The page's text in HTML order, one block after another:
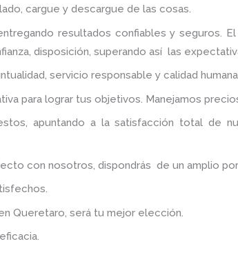
cargue y descargue de las cosas.
resultados confiables y seguros.
disposición, superando así las
servicio responsable y calidad
para lograr tus objetivos. Manejamos
apuntando a la satisfacción total de
con nosotros, dispondrás de un amplio
Queretaro , será tu mejor elección.